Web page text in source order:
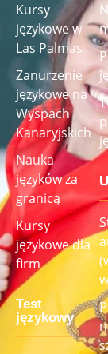
Kursy
językowe w
Las Palmas
Zanurzenie
językowe na
Wyspach
Kanaryjskich
Nauka
języków za
granicą
Kursy
językowe dla
firm
Test
językowy